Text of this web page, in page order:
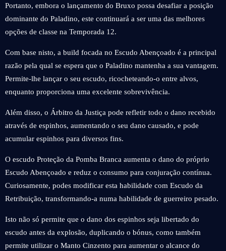
Portanto, embora o lançamento do Bruxo possa desafiar a posição
dominante do Paladino, este continuará a ser uma das melhores
opções de classe na Temporada 12.
Com base nisto, a build focada no Escudo Abençoado é a principal
razão pela qual se espera que o Paladino mantenha a sua vantagem.
Permite-lhe lançar o seu escudo, ricocheteando-o entre alvos,
enquanto proporciona uma excelente sobrevivência.
Além disso, o Árbitro da Justiça pode refletir todo o dano recebido
através de espinhos, aumentando o seu dano causado, e pode
acumular espinhos para diversos fins.
O escudo Proteção da Pomba Branca aumenta o dano do próprio
Escudo Abençoado e reduz o consumo para conjuração contínua.
Curiosamente, podes modificar esta habilidade com Escudo da
Retribuição, transformando-a numa habilidade de guerreiro pesado.
Isto não só permite que o dano dos espinhos seja libertado do
escudo antes da explosão, duplicando o bónus, como também
permite utilizar o Manto Cinzento para aumentar o alcance do